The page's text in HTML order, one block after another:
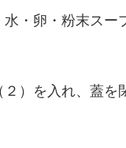
・卵・粉末スー
）を入れ、蓋を